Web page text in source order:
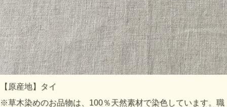
【原産地】タイ
※草木染めのお品物は、100％天然素材で染色しています。職